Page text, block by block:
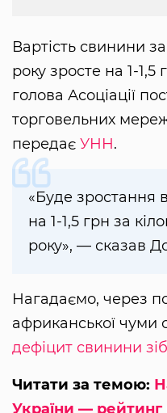
Вартість свинини
року зросте на 1-
голова Асоціації
торговельних
передає УНН.
«Буде зростання
на 1-1,5 грн за
року», — сказав
Нагадаємо, через
африканської чуми
дефіцит свинини
Читати за темою:
України — рейтинг